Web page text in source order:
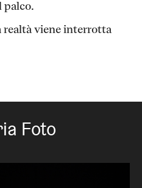
palco.
realtà viene interrotta
Foto